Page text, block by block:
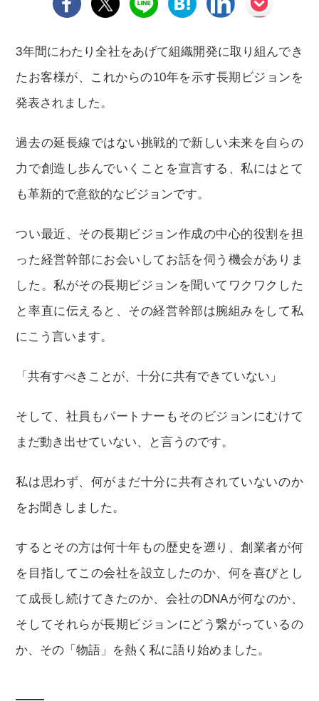
3年間にわたり全社をあげて組織開発に取り組んでき
たお客様が、これからの10年を示す長期ビジョンを
発表されました。
過去の延長線ではない挑戦的で新しい未来を自らの
力で創造し歩んでいくことを宣言する、私にはとて
も革新的で意欲的なビジョンです。
つい最近、その長期ビジョン作成の中心的役割を担
った経営幹部にお会いしてお話を伺う機会がありま
した。私がその長期ビジョンを聞いてワクワクした
と率直に伝えると、その経営幹部は腕組みをして私
にこう言います。
「共有すべきことが、十分に共有できていない」
そして、社員もパートナーもそのビジョンにむけて
まだ動き出せていない、と言うのです。
私は思わず、何がまだ十分に共有されていないのか
をお聞きしました。
するとその方は何十年もの歴史を遡り、創業者が何
を目指してこの会社を設立したのか、何を喜びとし
て成長し続けてきたのか、会社のDNAが何なのか、
そしてそれらが長期ビジョンにどう繋がっているの
か、その「物語」を熱く私に語り始めました。